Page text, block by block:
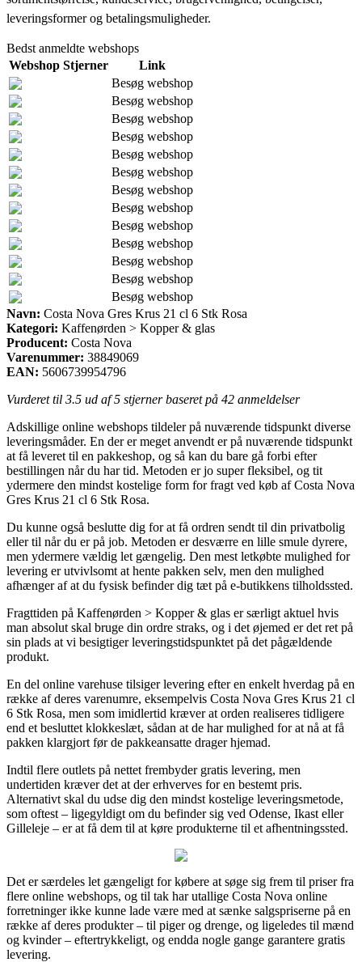
leveringsformer og betalingsmuligheder.
Bedst anmeldte webshops
Webshop Stjerner
Link
Besøg webshop
Besøg webshop
Besøg webshop
Besøg webshop
Besøg webshop
Besøg webshop
Besøg webshop
Besøg webshop
Besøg webshop
Besøg webshop
Besøg webshop
Besøg webshop
Besøg webshop
Navn: Costa Nova Gres Krus 21 cl 6 Stk Rosa
Kategori: Kaffenørden > Kopper & glas
Producent: Costa Nova
Varenummer: 38849069
EAN: 5606739954796
Vurderet til 3.5 ud af 5 stjerner baseret på 42 anmeldelser
Adskillige online webshops tildeler på nuværende tidspunkt diverse
leveringsmåder. En der er meget anvendt er på nuværende tidspunkt
at få leveret til en pakkeshop, og så kan du bare gå forbi efter
bestillingen når du har tid. Metoden er jo super fleksibel, og tit
ydermere den mindst kostelige form for fragt ved køb af Costa Nova
Gres Krus 21 cl 6 Stk Rosa.
Du kunne også beslutte dig for at få ordren sendt til din privatbolig
eller til når du er på job. Metoden er desværre en lille smule dyrere,
men ydermere vældig let gængelig. Den mest letkøbte mulighed for
levering er utvivlsomt at hente pakken selv, men den mulighed
afhænger af at du fysisk befinder dig tæt på e-butikkens tilholdssted.
Fragttiden på Kaffenørden > Kopper & glas er særligt aktuel hvis
man absolut skal bruge din ordre straks, og i det øjemed er det ret på
sin plads at vi besigtiger leveringstidspunktet på det pågældende
produkt.
En del online varehuse tilsiger levering efter en enkelt hverdag på en
række af deres varenumre, eksempelvis Costa Nova Gres Krus 21 cl
6 Stk Rosa, men som imidlertid kræver at orden realiseres tidligere
end et besluttet klokkeslæt, sådan at de har mulighed for at nå at få
pakken klargjort før de pakkeansatte drager hjemad.
Indtil flere outlets på nettet frembyder gratis levering, men
undertiden kræver det at der erhverves for en bestemt pris.
Alternativt skal du udse dig den mindst kostelige leveringsmetode,
som oftest – ligegyldigt om du befinder sig ved Odense, Ikast eller
Gilleleje – er at få dem til at køre produkterne til et afhentningssted.
Det er særdeles let gængeligt for købere at søge sig frem til priser fra
flere online webshops, og til tak har utallige Costa Nova online
forretninger ikke kunne lade være med at sænke salgspriserne på en
række af deres produkter – til piger og drenge, og ligeledes til mænd
og kvinder – eftertrykkeligt, og endda nogle gange garantere gratis
levering.